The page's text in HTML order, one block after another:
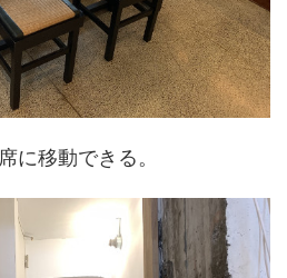
に移動できる。